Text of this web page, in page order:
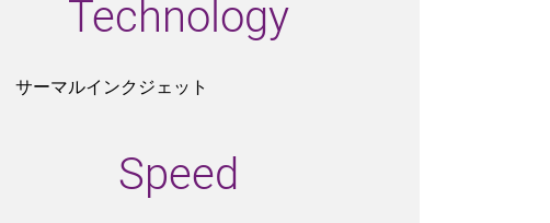
Technology
サーマルインクジェット
Speed